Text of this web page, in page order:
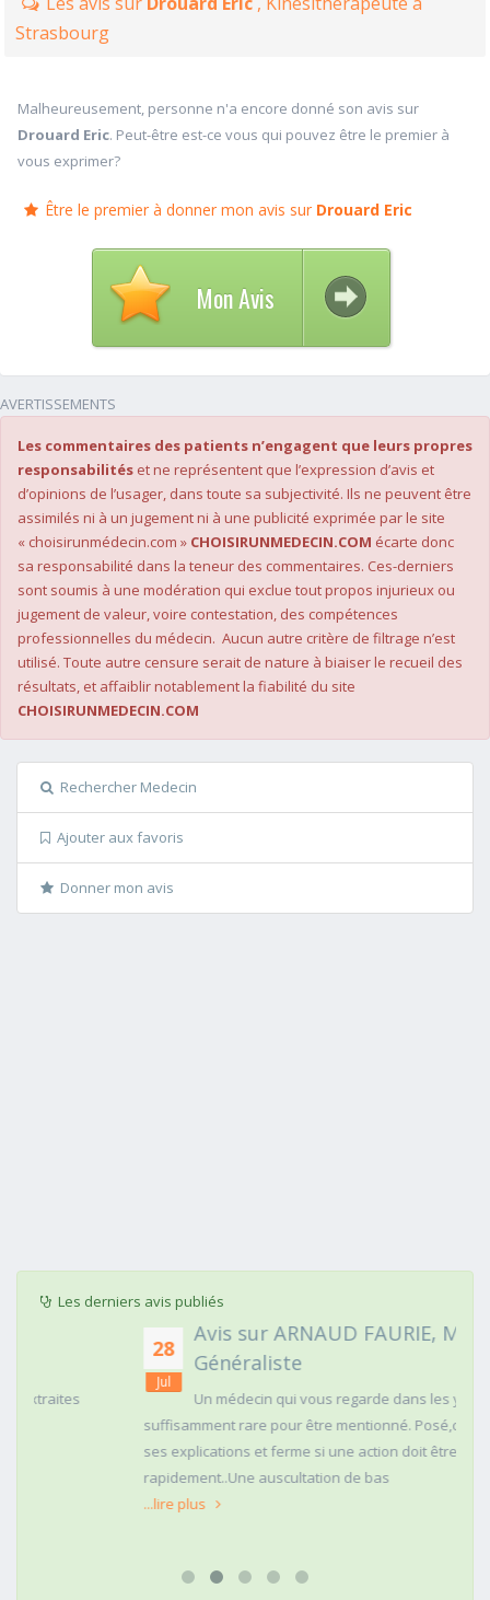
Strasbourg
Malheureusement, personne n'a encore donné son avis sur
Drouard Eric. Peut-être est-ce vous qui pouvez être le premier à
vous exprimer?
Être le premier à donner mon avis sur Drouard Eric
Mon Avis
AVERTISSEMENTS
Les commentaires des patients n’engagent que leurs propres
responsabilités et ne représentent que l’expression d’avis et
d’opinions de l’usager, dans toute sa subjectivité. Ils ne peuvent être
assimilés ni à un jugement ni à une publicité exprimée par le site
« choisirunmédecin.com » CHOISIRUNMEDECIN.COM écarte donc
sa responsabilité dans la teneur des commentaires. Ces-derniers
sont soumis à une modération qui exclue tout propos injurieux ou
jugement de valeur, voire contestation, des compétences
professionnelles du médecin. Aucun autre critère de filtrage n’est
utilisé. Toute autre censure serait de nature à biaiser le recueil des
résultats, et affaiblir notablement la fiabilité du site
CHOISIRUNMEDECIN.COM
Rechercher Medecin
Ajouter aux favoris
Donner mon avis
Les derniers avis publiés
Avis sur ARNAUD FAURIE, Médecin
Généraliste
Un médecin qui vous regarde dans les yeux c'est
suffisamment rare pour être mentionné. Posé,clair dans
ses explications et ferme si une action doit être menée
rapidement..Une auscultation de bas